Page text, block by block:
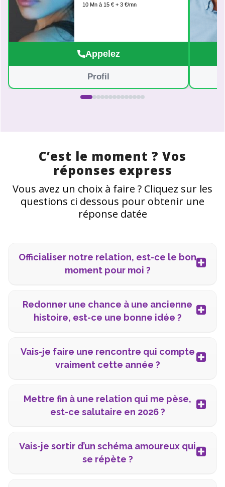
personnalisé. Au plaisir de vous
10 Mn à 15 € + 3 €/mn
Appelez
Profil
C’est le moment ? Vos
réponses express
Vous avez un choix à faire ? Cliquez sur les
questions ci dessous pour obtenir une
réponse datée
Officialiser notre relation, est-ce le bon
moment pour moi ?
Redonner une chance à une ancienne
histoire, est-ce une bonne idée ?
Vais-je faire une rencontre qui compte
vraiment cette année ?
Mettre fin à une relation qui me pèse,
est-ce salutaire en 2026 ?
Vais-je sortir d’un schéma amoureux qui
se répète ?